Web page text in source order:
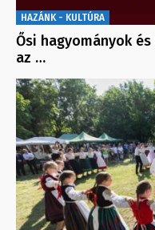
HAZÁNK - KULTÚRA
Ősi hagyományok
az …